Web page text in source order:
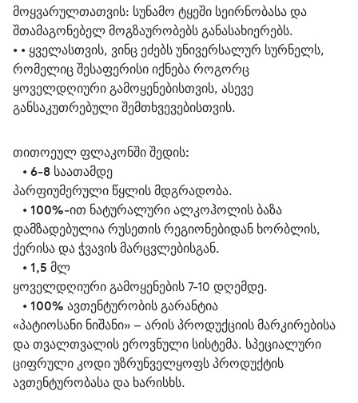
მოყვარულთათვის: სუნამო ტყეში სეირნობასა და
შთამაგონებელ მოგზაურობებს განასახიერებს.
• • ყველასთვის, ვინც ეძებს უნივერსალურ სურნელს,
რომელიც შესაფერისი იქნება როგორც
ყოველდღიური გამოყენებისთვის, ასევე
განსაკუთრებული შემთხვევებისთვის.
თითოეულ ფლაკონში შედის:
• 6-8 საათამდე
პარფიუმერული წყლის მდგრადობა.
• 100%-ით ნატურალური ალკოჰოლის ბაზა
დამზადებულია რუსეთის რეგიონებიდან ხორბლის,
ქერისა და ჭვავის მარცვლებისგან.
• 1,5 მლ
ყოველდღიური გამოყენების 7-10 დღემდე.
• 100% ავთენტურობის გარანტია
«პატიოსანი ნიშანი» – არის პროდუქციის მარკირებისა
და თვალთვალის ეროვნული სისტემა. სპეციალური
ციფრული კოდი უზრუნველყოფს პროდუქტის
ავთენტურობასა და ხარისხს.